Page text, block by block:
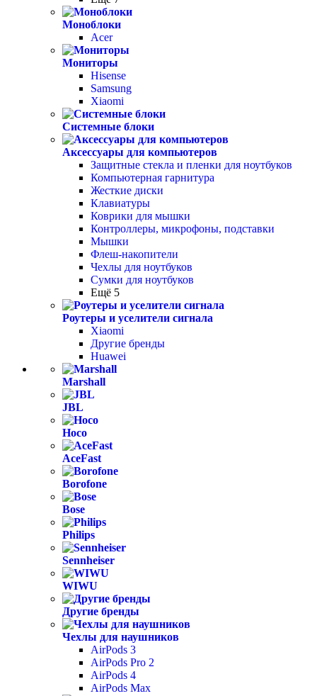
Моноблоки
Acer
Мониторы
Hisense
Samsung
Xiaomi
Системные блоки
Аксессуары для компьютеров
Защитные стекла и пленки для ноутбуков
Компьютерная гарнитура
Жесткие диски
Клавиатуры
Коврики для мышки
Контроллеры, микрофоны, подставки
Мышки
Флеш-накопители
Чехлы для ноутбуков
Сумки для ноутбуков
Ещё 5
Роутеры и уселители сигнала
Xiaomi
Другие бренды
Huawei
Marshall
JBL
Hoco
AceFast
Borofone
Bose
Philips
Sennheiser
WIWU
Другие бренды
Чехлы для наушников
AirPods 3
AirPods Pro 2
AirPods 4
AirPods Max